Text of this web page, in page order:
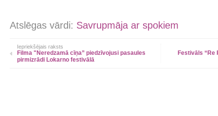
Atslēgas vārdi: Savrupmāja ar spokiem
Iepriekšējais raksts
Filma "Neredzamā cīņa” piedzīvojusi pasaules
pirmizrādi Lokarno festivālā
Festivāls “Re